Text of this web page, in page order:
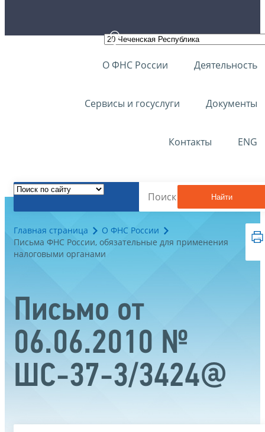
О ФНС России Деятельность
Сервисы и госуслуги Документы
Контакты ENG
Найти
Главная страница
О ФНС России
Письма ФНС России, обязательные для применения
налоговыми органами
Письмо от
06.06.2010 №
ШС-37-3/3424@